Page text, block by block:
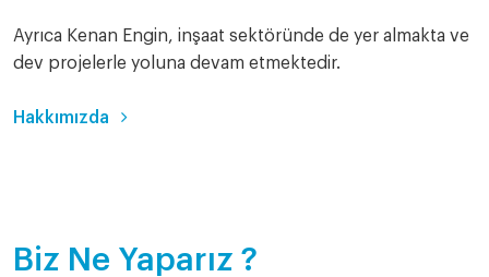
Ayrıca Kenan Engin, inşaat sektöründe de yer almakta ve
dev projelerle yoluna devam etmektedir.
Hakkımızda
Biz Ne Yaparız ?